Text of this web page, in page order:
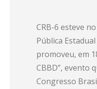
CRB-6 esteve
Pública
promoveu, em
CBBD”, evento
Congresso